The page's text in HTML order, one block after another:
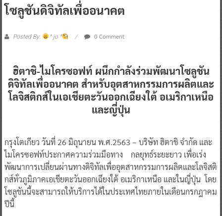
โซลูชันดิจิทัลเพื่ออนาคต
Posted By: ^ jo ^ 0 Comment
ฮิตาชิ-ไมโครซอฟท์ ผนึกกำลังร่วมพัฒนาโซลูชัน
ดิจิทัลเพื่ออนาคต สำหรับอุตสาหกรรมการผลิตและ
โลจิสติกส์ในเอเชียตะวันออกเฉียงใต้ อเมริกาเหนือ
และญี่ปุ่น
กรุงโตเกียว วันที่ 26 มิถุนายน พ.ศ.2563 – บริษัท ฮิตาชิ จำกัด และ
ไมโครซอฟท์ประกาศความร่วมมือทาง กลยุทธ์ระยะยาว เพื่อเร่ง
พัฒนาการเปลี่ยนผ่านทางดิจิทัลเพื่ออุตสาหกรรมการผลิตและโลจิสติ
กส์ทั่วภูมิภาคเอเชียตะวันออกเฉียงใต้ อเมริกาเหนือ และในญี่ปุ่น โดย
โซลูชันนี้จะสามารถให้บริการได้ในประเทศไทยภายในเดือนกรกฎาคม
ปีนี้